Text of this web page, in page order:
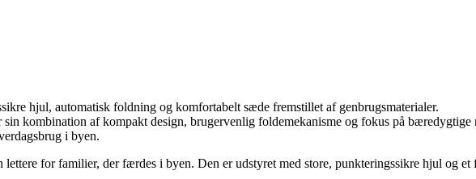
hjul, automatisk foldning og komfortabelt sæde fremstillet af genbrugsmaterialer.
kombination af kompakt design, brugervenlig foldemekanisme og fokus på bæredygtige
i byen.
for familier, der færdes i byen. Den er udstyret med store, punkteringssikre hjul og